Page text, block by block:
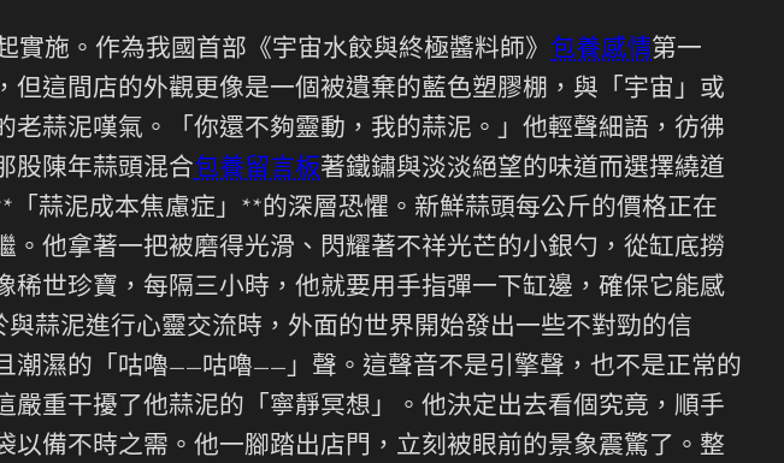
實施。作為我國首部《宇宙水餃與終極醬料師》 包養感情第一
這間店的外觀更像是一個被遺棄的藍色塑膠棚，與「宇宙」或
老蒜泥嘆氣。「你還不夠靈動，我的蒜泥。」他輕聲細語，彷彿
股陳年蒜頭混合包養留言板著鐵鏽與淡淡絕望的味道而選擇繞道
蒜泥成本焦慮症」**的深層恐懼。新鮮蒜頭每公斤的價格正在
他拿著一把被磨得光滑、閃耀著不祥光芒的小銀勺，從缸底撈
世珍寶，每隔三小時，他就要用手指彈一下缸邊，確保它能感
蒜泥進行心靈交流時，外面的世界開始發出一些不對勁的信
潮濕的「咕嚕——咕嚕——」聲。這聲音不是引擎聲，也不是正常的
重干擾了他蒜泥的「寧靜冥想」。他決定出去看個究竟，順手
備不時之需。他一腳踏出店門，立刻被眼前的景象震驚了。整